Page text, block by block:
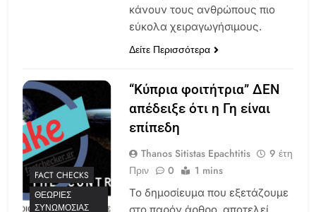
κάνουν τους ανθρώπους πιο
εύκολα χειραγωγήσιμους.
Δείτε Περισσότερα
FACT CHECKS
ΘΕΩΡΊΕΣ
ΣΥΝΩΜΟΣΊΑΣ
“Κύπρια φοιτήτρια” ΔΕΝ
απέδειξε ότι η Γη είναι
επίπεδη
Thanos Sitistas Epachtitis
9 έτη
Πριν
0 1 mins
Το δημοσίευμα που εξετάζουμε
στο παρόν άρθρο, αποτελεί